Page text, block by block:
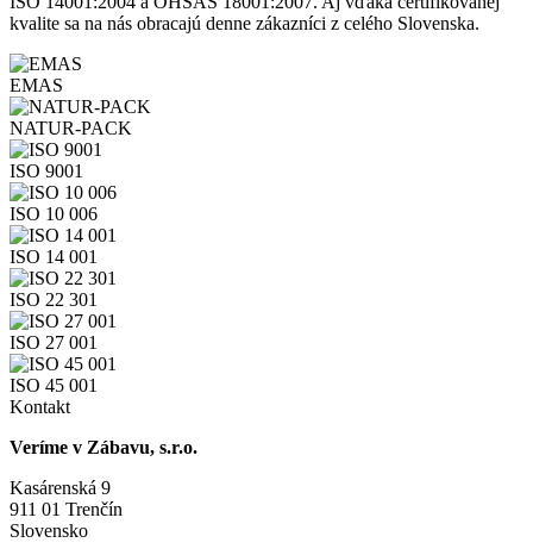
kvalite sa na nás obracajú denne zákazníci z celého Slovenska.
EMAS
NATUR-PACK
ISO 9001
ISO 10 006
ISO 14 001
ISO 22 301
ISO 27 001
ISO 45 001
Kontakt
Veríme v Zábavu, s.r.o.
Kasárenská 9
911 01 Trenčín
Slovensko